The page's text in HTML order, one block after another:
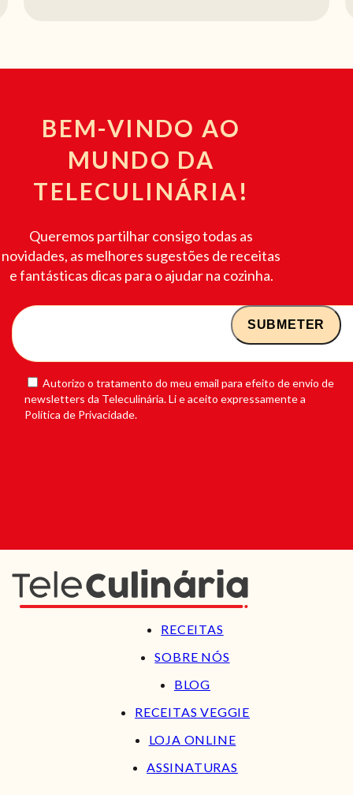
BEM-VINDO AO
MUNDO DA
TELECULINÁRIA!
Queremos partilhar consigo todas as
novidades, as melhores sugestões de receitas
e fantásticas dicas para o ajudar na cozinha.
Autorizo o tratamento do meu email para efeito de envio de
newsletters da Teleculinária. Li e aceito expressamente a
Política de Privacidade.
RECEITAS
SOBRE NÓS
BLOG
RECEITAS VEGGIE
LOJA ONLINE
ASSINATURAS